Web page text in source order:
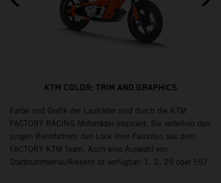
KTM COLOR; TRIM AND GRAPHICS
Farbe und Grafik der Laufräder sind durch die KTM
FACTORY RACING Motorräder inspiriert. Sie verleihen den
jungen Rennfahrern den Look ihrer Favoriten aus dem
FACTORY KTM Team. Auch eine Auswahl von
Startnummernaufklebern ist verfügbar: 1, 2, 25 oder 557.